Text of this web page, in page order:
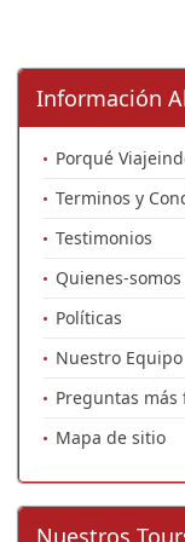
Información
Porqué
Terminos y
Testimonios
Quienes-somos
Políticas
Nuestro Equipo
Preguntas más
Mapa de sitio
Nuestros